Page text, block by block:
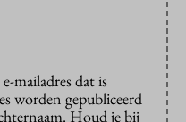
mailadres dat is
worden gepubliceerd
Houd je bij